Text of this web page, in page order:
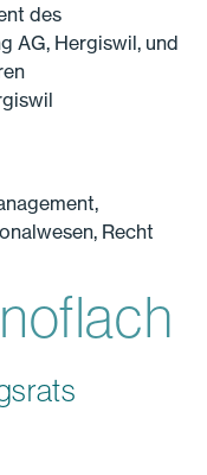
des
AG, Hergiswil, und
Recht